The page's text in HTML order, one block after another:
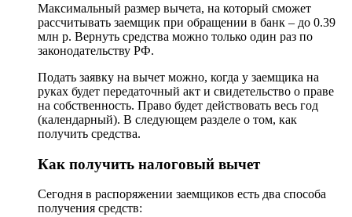
Максимальный размер вычета, на который сможет
рассчитывать заемщик при обращении в банк – до 0.39
млн р. Вернуть средства можно только один раз по
законодательству РФ.
Подать заявку на вычет можно, когда у заемщика на
руках будет передаточный акт и свидетельство о праве
на собственность. Право будет действовать весь год
(календарный). В следующем разделе о том, как
получить средства.
Как получить налоговый вычет
Сегодня в распоряжении заемщиков есть два способа
получения средств: